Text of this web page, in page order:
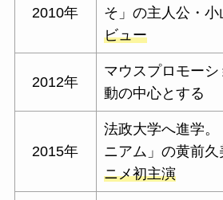
2010年
そ」の主人公・
ビュー
2012年
マウスプロモー
動の中心とする
2015年
法政大学へ進学。
ニアム」の黄前
ニメ初主演